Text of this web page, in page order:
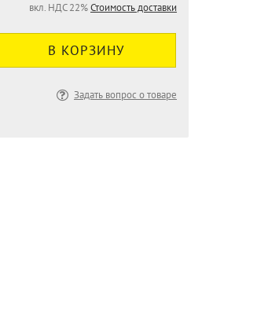
вкл. НДС 22%Стоимость доставки
Задать вопрос о товаре